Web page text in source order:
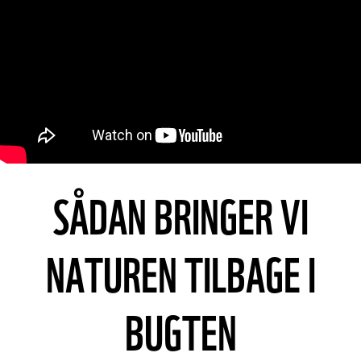
SÅDAN BRINGER VI
NATUREN TILBAGE I
BUGTEN